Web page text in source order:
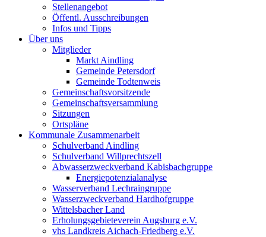
Stellenangebot
Öffentl. Ausschreibungen
Infos und Tipps
Über uns
Mitglieder
Markt Aindling
Gemeinde Petersdorf
Gemeinde Todtenweis
Gemeinschaftsvorsitzende
Gemeinschaftsversammlung
Sitzungen
Ortspläne
Kommunale Zusammenarbeit
Schulverband Aindling
Schulverband Willprechtszell
Abwasserzweckverband Kabisbachgruppe
Energiepotenzialanalyse
Wasserverband Lechraingruppe
Wasserzweckverband Hardhofgruppe
Wittelsbacher Land
Erholungsgebieteverein Augsburg e.V.
vhs Landkreis Aichach-Friedberg e.V.